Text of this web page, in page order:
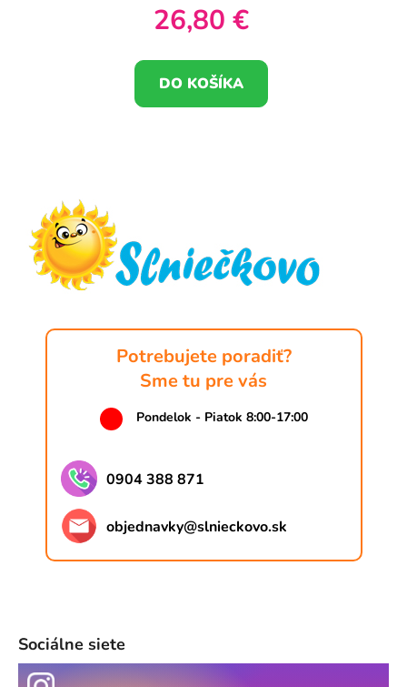
26,80 €
DO KOŠÍKA
Potrebujete poradiť?
Sme tu pre vás
Pondelok - Piatok 8:00-17:00
0904 388 871
objednavky@slnieckovo.sk
Sociálne siete